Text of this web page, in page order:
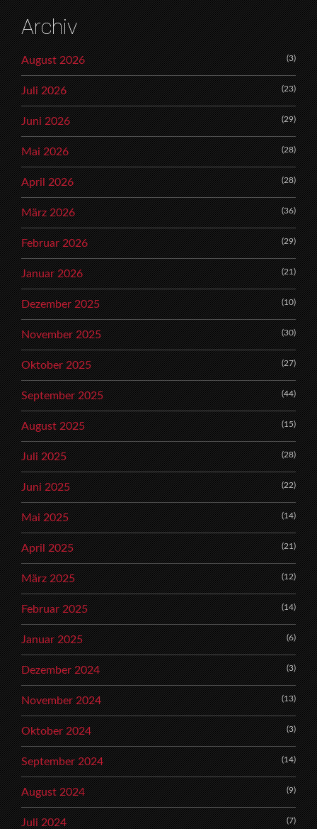
Archiv
August 2026 (3)
Juli 2026 (23)
Juni 2026 (29)
Mai 2026 (28)
April 2026 (28)
März 2026 (36)
Februar 2026 (29)
Januar 2026 (21)
Dezember 2025 (10)
November 2025 (30)
Oktober 2025 (27)
September 2025 (44)
August 2025 (15)
Juli 2025 (28)
Juni 2025 (22)
Mai 2025 (14)
April 2025 (21)
März 2025 (12)
Februar 2025 (14)
Januar 2025 (6)
Dezember 2024 (3)
November 2024 (13)
Oktober 2024 (3)
September 2024 (14)
August 2024 (9)
Juli 2024 (7)